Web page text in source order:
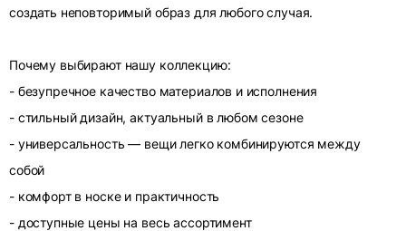
создать неповторимый образ для любого случая.
Почему выбирают нашу коллекцию:
- безупречное качество материалов и исполнения
- стильный дизайн, актуальный в любом сезоне
- универсальность — вещи легко комбинируются между
собой
- комфорт в носке и практичность
- доступные цены на весь ассортимент